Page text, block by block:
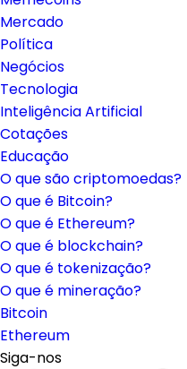
Mercado
Política
Negócios
Tecnologia
Inteligência Artificial
Cotações
Educação
O que são criptomoedas?
O que é Bitcoin?
O que é Ethereum?
O que é blockchain?
O que é tokenização?
O que é mineração?
Bitcoin
Ethereum
Siga-nos